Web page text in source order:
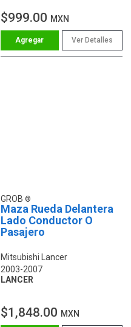
$999.00 MXN
Ver Detalles
GROB
Maza Rueda Delantera
Lado Conductor O
Pasajero
Mitsubishi Lancer
2003-2007
LANCER
$1,848.00 MXN